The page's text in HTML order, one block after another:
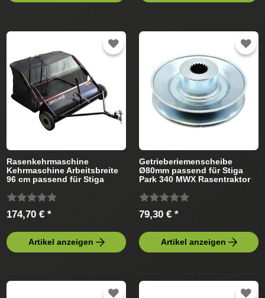
Rasenkehrmaschine
Kehrmaschine Arbeitsbreite
96 cm passend für Stiga
174,70 € *
Artikel anzeigen
Getrieberiemenscheibe
Ø80mm passend für Stiga
Park 340 MWX Rasentraktor
79,30 € *
Artikel anzeigen